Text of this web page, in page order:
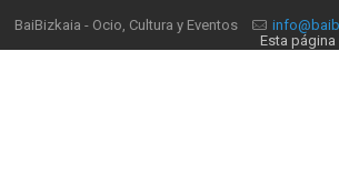
BaiBizkaia - Ocio, Cultura y Eventos
Esta